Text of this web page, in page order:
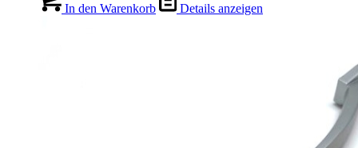
In den Warenkorb Details anzeigen